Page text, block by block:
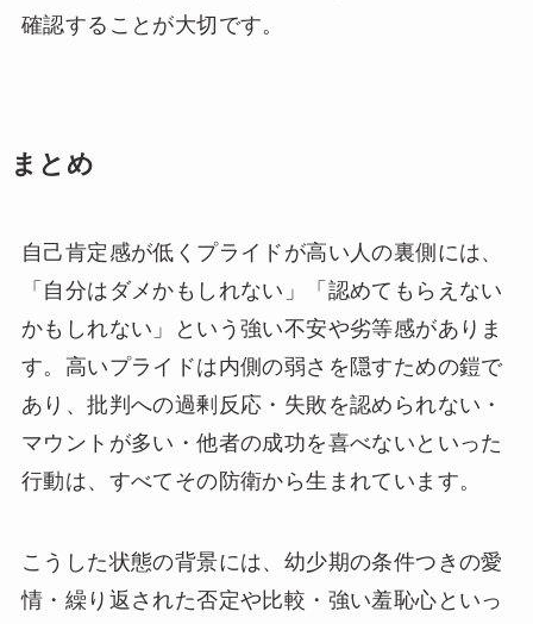
確認することが大切です。
まとめ
自己肯定感が低くプライドが高い人の裏側には、
「自分はダメかもしれない」「認めてもらえない
かもしれない」という強い不安や劣等感がありま
す。高いプライドは内側の弱さを隠すための鎧で
あり、批判への過剰反応・失敗を認められない・
マウントが多い・他者の成功を喜べないといった
行動は、すべてその防衛から生まれています。
こうした状態の背景には、幼少期の条件つきの愛
情・繰り返された否定や比較・強い羞恥心といっ